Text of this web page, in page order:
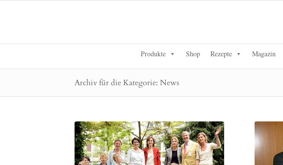
Produkte Shop Rezepte Magazin
Archiv für die Kategorie: News